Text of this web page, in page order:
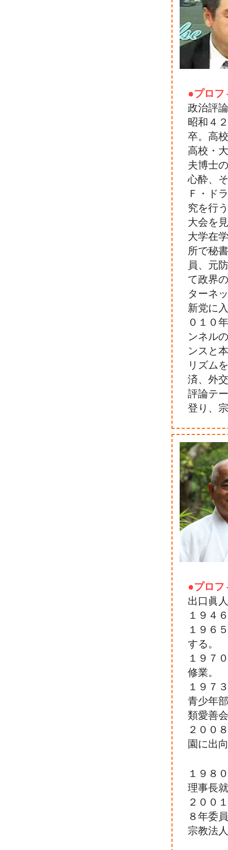
●プロフ
政治評
昭和４
卒。高
高校・
夫博士
心酔、
Ｆ・ド
究を行
大会を
大学在
所で秘
員、元
て政界
ターネ
新党に
０１０
ンネル
ンスと
リズム
済、外
評論テ
登り、
●プロフ
出口眞
１９４
１９６
する。
１９７
修業。
１９７
青少年
類愛善
２００
園に出
１９８
理事長
２００
８年委
宗教法